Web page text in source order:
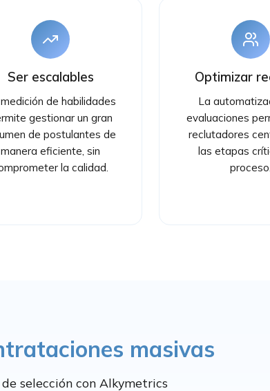
Ser escalables
de habilidades
gestionar un gran
de postulantes de
manera eficiente, sin
la calidad.
Optimizar
La
evaluaciones
reclutadores
las etapas
proceso.
masivas
selección con Alkymetrics